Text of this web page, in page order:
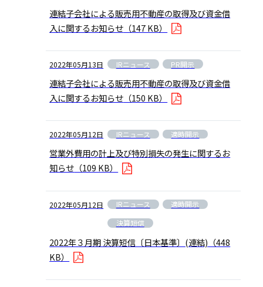
連結子会社による販売用不動産の取得及び資金借
入に関するお知らせ （147 KB）
2022年05月13日 IRニュース PR開示
連結子会社による販売用不動産の取得及び資金借
入に関するお知らせ （150 KB）
2022年05月12日 IRニュース 適時開示
営業外費用の計上及び特別損失の発生に関するお
知らせ （109 KB）
2022年05月12日 IRニュース
適時開示
決算短信
2022年３月期 決算短信〔日本基準〕(連結) （448
KB）